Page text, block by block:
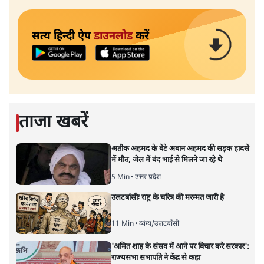
सत्य हिन्दी ऐपडाउनलोडकरें
ताजा खबरें
अतीक अहमद के बेटे अबान अहमद की सड़क हादसे
में मौत, जेल में बंद भाई से मिलने जा रहे थे
5 Min• उत्तर प्रदेश
उलटबांसीः राष्ट्र के चरित्र की मरम्मत जारी है
11 Min• व्यंग्य/उलटबाँसी
'अमित शाह के संसद में आने पर विचार करे सरकार':
राज्यसभा सभापति ने केंद्र से कहा